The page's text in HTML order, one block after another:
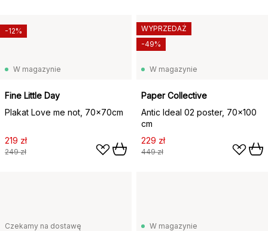
W magazynie
Fine Little Day
Plakat Love me not, 70x70cm
219 zł
249 zł
-12%
W magazynie
Paper Collective
Antic Ideal 02 poster, 70x100
cm
229 zł
449 zł
WYPRZEDAŻ
-49%
Czekamy na dostawę W magazynie